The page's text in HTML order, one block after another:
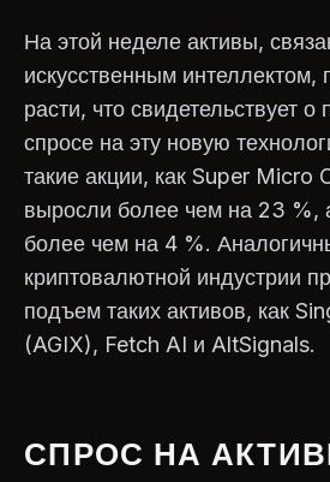
На этой неделе активы,
искусственным интеллектом,
расти, что свидетельствует
спросе на эту новую
такие акции, как Super Micro
выросли более чем на 23 %,
более чем на 4 %.
криптовалютной индустрии
подъем таких активов, как
(AGIX), Fetch AI и AltSignals.
СПРОС НА